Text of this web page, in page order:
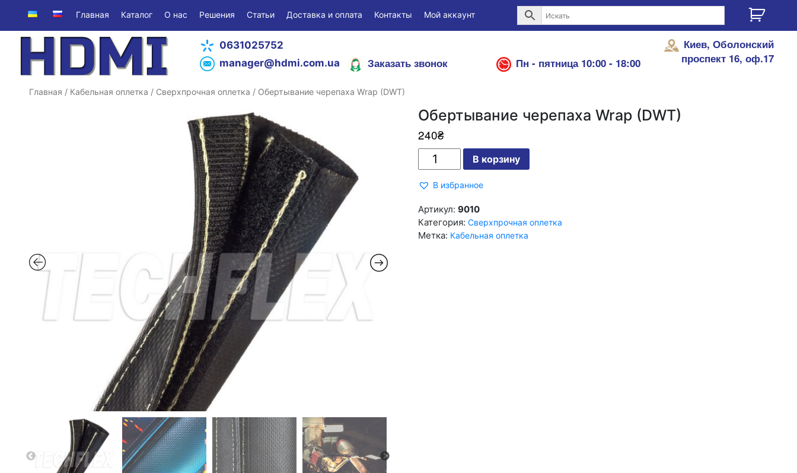
Главная Каталог О нас Решения Статьи Доставка и оплата Контакты Мой аккаунт
0631025752
manager@hdmi.com.ua
Заказать звонок Пн - пятница 10:00 - 18:00
Киев, Оболонский
проспект 16, оф.17
Главная / Кабельная оплетка / Сверхпрочная оплетка / Обертывание черепаха Wrap (DWT)
Обертывание черепаха Wrap (DWT)
240₴
черепаха
(DWT)
В корзину
В избранное
Артикул: 9010
Категория: Сверхпрочная оплетка
Метка: Кабельная оплетка